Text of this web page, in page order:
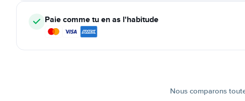
Paie comme tu en as l'habitude
Nous comparons